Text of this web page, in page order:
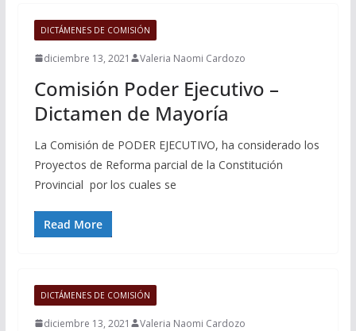
DICTÁMENES DE COMISIÓN
diciembre 13, 2021 Valeria Naomi Cardozo
Comisión Poder Ejecutivo –
Dictamen de Mayoría
La Comisión de PODER EJECUTIVO, ha considerado los
Proyectos de Reforma parcial de la Constitución
Provincial por los cuales se
Read More
DICTÁMENES DE COMISIÓN
diciembre 13, 2021 Valeria Naomi Cardozo